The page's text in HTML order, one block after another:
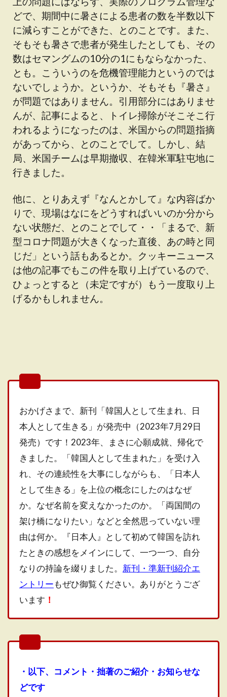
どで、期間中に暑さによる患者の数を半数以下
に減らすことができた、とのことです。また、
そもそも暑さで患者が発生したとしても、その
数はセマングムの10分の1にもならなかった、
とも。こういうのを危機管理能力というのでは
ないでしょうか。というか、そもそも『暑さ』
が問題ではありません。引用部分にはありませ
んが、記事によると、トイレ掃除がそこそこ行
われるようになったのは、米国からの問題指摘
があってから、とのことでして。しかし、結
局、米国チームは早期撤収、在韓米軍駐屯地に
行きました。
他に、とりあえず『なんとかして』な内容ばか
りで、現場はなにをどうすればいいのか分から
ない状態だ、とのことでして・・「まるで、新
型コロナ問題が大きくなった直後、あの時と同
じだ」という話もあるとか。クッキーニュース
は他の記事でもこの件を取り上げているので、
ひょっとすると（未定ですが）もう一度取り上
げるかもしれません。
おかげさまで、新刊「韓国人として生まれ、日
本人として生きる」が発売中（2023年7月29日
発売）です！2023年、まさに心願成就、帰化で
きました。「韓国人として生まれた」を受け入
れ、その連続性を大事にしながらも、「日本人
として生きる」を上位の概念にしたのはなぜ
か。なぜ名前を変えなかったのか。「両国間の
架け橋になりたい」などと全然思っていない理
由は何か。『日本人』として初めて韓国を訪れ
たときの感想をメインにして、一つ一つ、自分
なりの持論を綴りました。 新刊・準新刊紹介エ
ントリーもぜひ御覧ください。ありがとうござ
います ！
・以下、コメント・拙著のご紹介・お知らせな
どです